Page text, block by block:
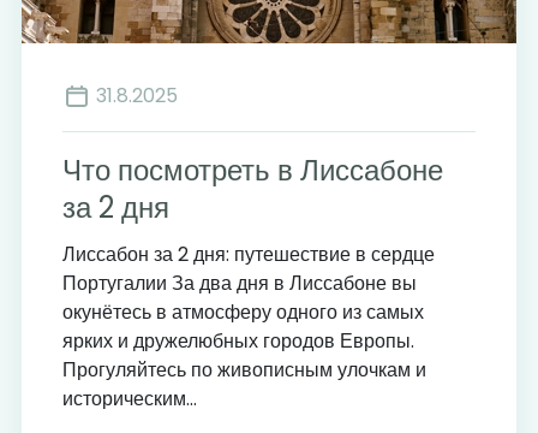
31.8.2025
Что посмотреть в Лиссабоне
за 2 дня
Лиссабон за 2 дня: путешествие в сердце
Португалии За два дня в Лиссабоне вы
окунётесь в атмосферу одного из самых
ярких и дружелюбных городов Европы.
Прогуляйтесь по живописным улочкам и
историческим...